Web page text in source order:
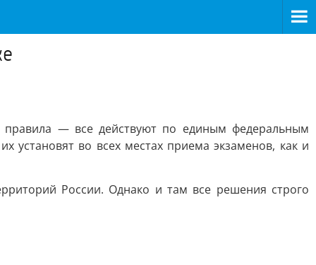
правила — все действуют по единым федеральным
установят во всех местах приема экзаменов, как и
России. Однако и там все решения строго